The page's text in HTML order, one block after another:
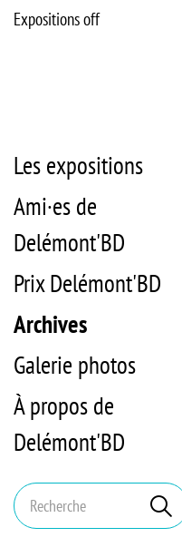
Expositions off
Les expositions
Ami·es de
Delémont'BD
Prix Delémont'BD
Archives
Galerie photos
À propos de
Delémont'BD
Mots
clés